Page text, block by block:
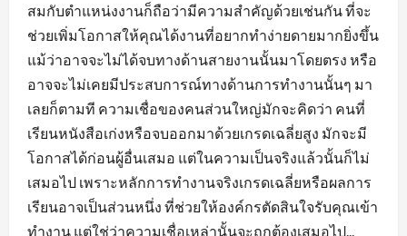
สมกับตำแหน่งงานก็ถือว่ามีความสำคัญด้วยเช่นกัน ที่จะ
ช่วยเพิ่มโอกาสให้คุณได้งานที่อยากทำง่ายดายมากยิ่งขึ้น
แม้ว่าอาจจะไม่ได้จบทางด้านสายงานนั้นมาโดยตรง หรือ
อาจจะไม่เคยมีประสบการณ์ทางด้านการทำงานนั้นๆ มา
เลยก็ตามที ความเชื่อของคนส่วนใหญ่มักจะคิดว่า คนที่
เรียนหนังสือเก่งหรือจบออกมาด้วยเกรดเฉลี่ยสูง มักจะมี
โอกาสได้ก่อนผู้อื่นเสมอ แต่ในความเป็นจริงแล้วนั้นก็ไม่
เสมอไป เพราะหลักการทำงานจริงเกรดเฉลี่ยหรือผลการ
เรียนอาจเป็นส่วนหนึ่ง ที่ช่วยให้องค์กรตัดสินใจรับคุณเข้า
ทำงาน แต่ใช่ว่าความเชื่อเหล่านั้นจะถูกต้องเสมอไป...